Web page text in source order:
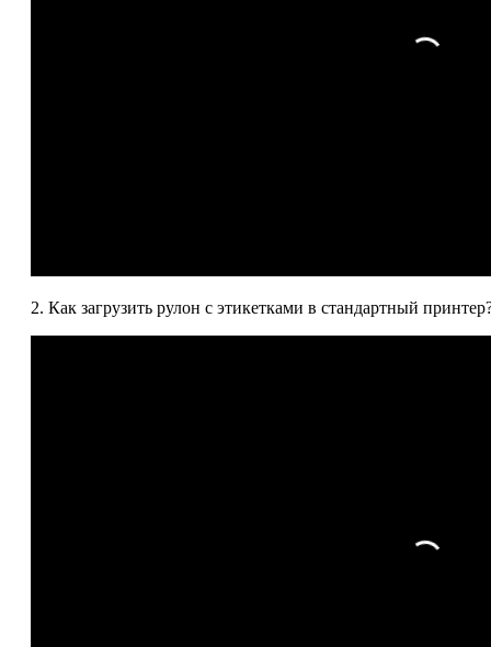
2. Как загрузить рулон с этикетками в стандартный